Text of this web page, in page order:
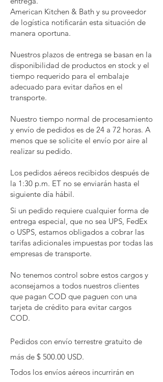
American Kitchen & Bath y su proveedor
de logística notificarán esta situación de
manera oportuna.
Nuestros plazos de entrega se basan en la
disponibilidad de productos en stock y el
tiempo requerido para el embalaje
adecuado para evitar daños en el
transporte.
Nuestro tiempo normal de procesamiento
y envío de pedidos es de 24 a 72 horas. A
menos que se solicite el envío por aire al
realizar su pedido.
Los pedidos aéreos recibidos después de
la 1:30 p.m. ET no se enviarán hasta el
siguiente día hábil.
Si un pedido requiere cualquier forma de
entrega especial, que no sea UPS, FedEx
o USPS, estamos obligados a cobrar las
tarifas adicionales impuestas por todas las
empresas de transporte.
No tenemos control sobre estos cargos y
aconsejamos a todos nuestros clientes
que pagan COD que paguen con una
tarjeta de crédito para evitar cargos
COD.
Pedidos con envío terrestre gratuito de
más de $ 500.00 USD.
Todos los envíos aéreos incurrirán en